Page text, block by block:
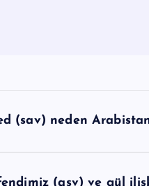
(sav) neden
(asv) ve gül